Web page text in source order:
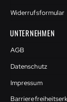
Widerrufsformular
UNTERNEHMEN
AGB
Datenschutz
Impressum